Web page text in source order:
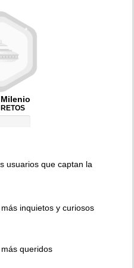
usuarios que captan la
inquietos y curiosos
queridos